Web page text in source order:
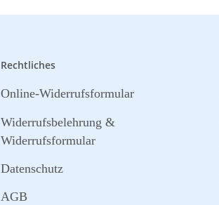
Rechtliches
Online-Widerrufsformular
Widerrufsbelehrung &
Widerrufsformular
Datenschutz
AGB